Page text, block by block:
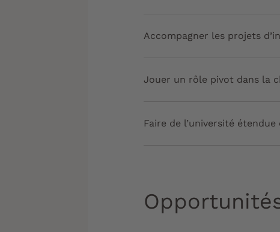
Accompagner les projets
Jouer un rôle pivot dans la
Faire de l’université